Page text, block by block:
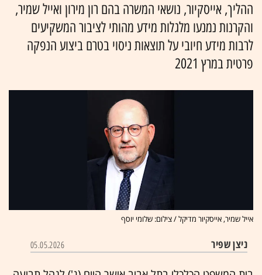
ההליך, אייסקיור, נושאי המשרה בהם רון מירון ואייל שמיר,
והקרנות נמנעו מלגלות מידע מהותי לציבור המשקיעים
לרבות מידע חיובי על תוצאות ניסוי בטרם ביצוע הנפקה
פרטית במרץ 2021
אייל שמיר, אייסקיור מדיקל / צילום: שלומי יוסף
ניצן שפיר 05.05.2026